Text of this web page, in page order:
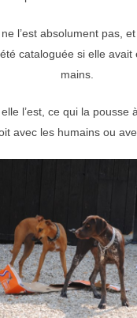
l’est absolument pas,
cataloguée si elle avait
mains.
l’est, ce qui la pousse
avec les humains ou